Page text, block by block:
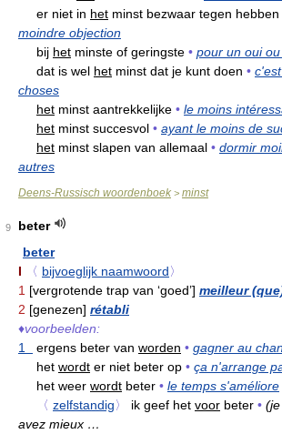
er niet in het minst bezwaar tegen hebben
moindre objection
bij het minste of geringste • pour un oui
dat is wel het minst dat je kunt doen •
choses
het minst aantrekkelijke • le moins
het minst succesvol • ayant le moins de
het minst slapen van allemaal • dormir
autres
Deens-Russisch woordenboek > minst
9
beter
beter
I
〈 bijvoeglijk naamwoord〉
1 [vergrotende trap van ‘goed’] meilleur
2 [genezen] rétabli
♦voorbeelden:
1
ergens beter van worden • gagner au
het wordt er niet beter op • ça n'arrange
het weer wordt beter • le temps s'améliore
〈 zelfstandig〉 ik geef het voor beter •
avez mieux …